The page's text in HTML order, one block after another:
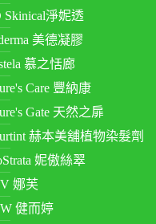
Skinical淨妮透
美德凝膠
慕之恬廊
Care 豐納康
Gate 天然之扉
赫本美舖植物染髮劑
妮傲絲翠
娜芙
健而婷